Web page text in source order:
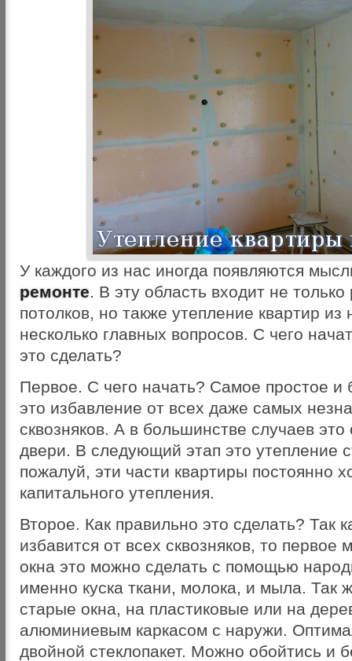
У каждого из нас иногда появляются
ремонте. В эту область входит не
потолков, но также утепление квартир из
несколько главных вопросов. С чего
это сделать?
Первое. С чего начать? Самое простое и
это избавление от всех даже самых
сквозняков. А в большинстве случаев
двери. В следующий этап это утепление
пожалуй, эти части квартиры постоянно
капитального утепления.
Второе. Как правильно это сделать? Так
избавится от всех сквозняков, то первое
окна это можно сделать с помощью
именно куска ткани, молока, и мыла. Так
старые окна, на пластиковые или на
алюминиевым каркасом с наружи.
двойной стеклопакет. Можно обойтись и